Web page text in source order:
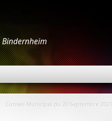
Conseil Municipal du 20 Septembre 2021